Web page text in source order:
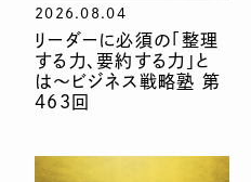
2026.08.04
リーダーに必須の「整理
する力、要約する力」と
は〜ビジネス戦略塾 第
463回